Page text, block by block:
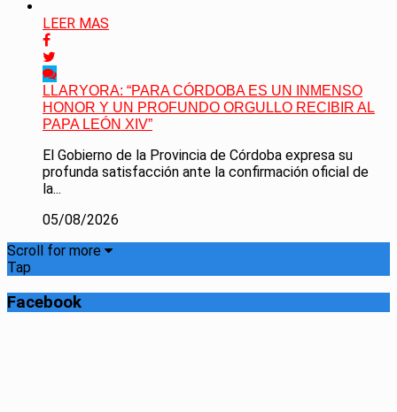
LEER MAS
LLARYORA: “PARA CÓRDOBA ES UN INMENSO
HONOR Y UN PROFUNDO ORGULLO RECIBIR AL
PAPA LEÓN XIV”
El Gobierno de la Provincia de Córdoba expresa su
profunda satisfacción ante la confirmación oficial de
la...
05/08/2026
Scroll for more
Tap
Facebook